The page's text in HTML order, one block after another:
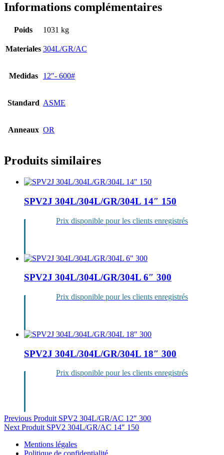
Informations complémentaires
Poids 1031 kg
Materiales 304L/GR/AC
Medidas 12″- 600#
Standard ASME
Anneaux OR
Produits similaires
SPV2J 304L/304L/GR/304L 14″ 150
Prix disponible pour les clients enregistrés
SPV2J 304L/304L/GR/304L 6″ 300
Prix disponible pour les clients enregistrés
SPV2J 304L/304L/GR/304L 18″ 300
Prix disponible pour les clients enregistrés
Navigation
de
l’article
Previous Produit SPV2 304L/GR/AC 12″ 300
Next Produit SPV2 304L/GR/AC 14″ 150
Mentions légales